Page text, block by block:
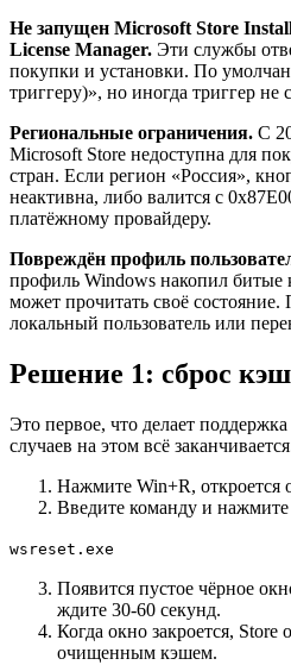
Не запущен Microsoft Store
License Manager. Эти службы
покупки и установки. По
триггеру)», но иногда триггер не
Региональные ограничения. С
Microsoft Store недоступна для
стран. Если регион «Россия»,
неактивна, либо валится с
платёжному провайдеру.
Повреждён профиль
профиль Windows накопил битые
может прочитать своё
локальный пользователь или
Решение 1: сброс
Это первое, что делает
случаев на этом всё
Нажмите Win+R, откроется
Введите команду и нажмите
wsreset.exe
Появится пустое чёрное
ждите 30-60 секунд.
Когда окно закроется, Store
очищенным кэшем.